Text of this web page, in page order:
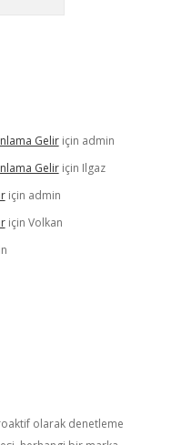
Geliriçin admin
Geliriçin Ilgaz
için admin
için Volkan
olarak denetleme